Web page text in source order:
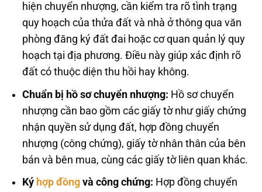
hiện chuyển nhượng, cần kiểm tra rõ tình trạng
quy hoạch của thửa đất và nhà ở thông qua văn
phòng đăng ký đất đai hoặc cơ quan quản lý quy
hoạch tại địa phương. Điều này giúp xác định rõ
đất có thuộc diện thu hồi hay không.
Chuẩn bị hồ sơ chuyển nhượng: Hồ sơ chuyển
nhượng cần bao gồm các giấy tờ như giấy chứng
nhận quyền sử dụng đất, hợp đồng chuyển
nhượng (công chứng), giấy tờ nhân thân của bên
bán và bên mua, cùng các giấy tờ liên quan khác.
Kýhợp đồngvà công chứng: Hợp đồng chuyển